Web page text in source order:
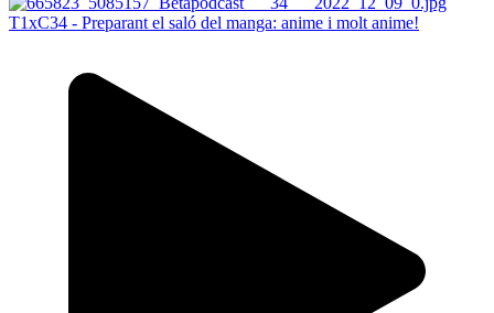
T1xC34 - Preparant el saló del manga: anime i molt anime!